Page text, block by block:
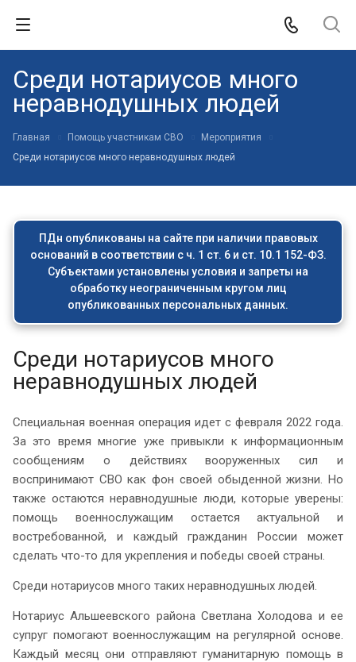
Среди нотариусов много
неравнодушных людей
Главная Помощь участникам СВО
Мероприятия
Среди нотариусов много неравнодушных людей
ПДн опубликованы на сайте при наличии правовых
оснований в соответствии с ч. 1 ст. 6 и ст. 10.1 152-ФЗ.
Субъектами установлены условия и запреты на
обработку неограниченным кругом лиц
опубликованных персональных данных.
Среди нотариусов много
неравнодушных людей
Специальная военная операция идет с февраля 2022 года.
За это время многие уже привыкли к информационным
сообщениям о действиях вооруженных сил и
воспринимают СВО как фон своей обыденной жизни. Но
также остаются неравнодушные люди, которые уверены:
помощь военнослужащим остается актуальной и
востребованной, и каждый гражданин России может
сделать что-то для укрепления и победы своей страны.
Среди нотариусов много таких неравнодушных людей.
Нотариус Альшеевского района Светлана Холодова и ее
супруг помогают военнослужащим на регулярной основе.
Каждый месяц они отправляют гуманитарную помощь в